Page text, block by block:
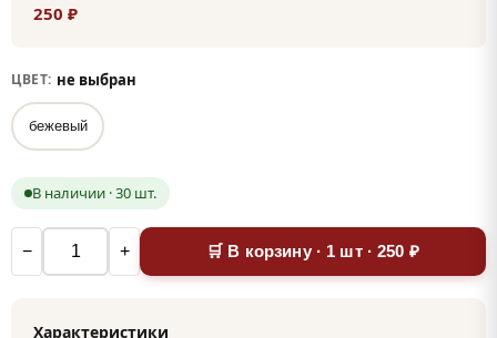
250 ₽
ЦВЕТ: не выбран
бежевый
В наличии · 30 шт.
− + 🛒 В корзину · 1 шт · 250 ₽
Характеристики